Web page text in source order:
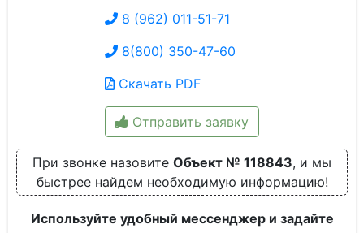
8 (962) 011-51-71
8(800) 350-47-60
Скачать PDF
Отправить заявку
При звонке назовите Объект № 118843, и мы
быстрее найдем необходимую информацию!
Используйте удобный мессенджер и задайте